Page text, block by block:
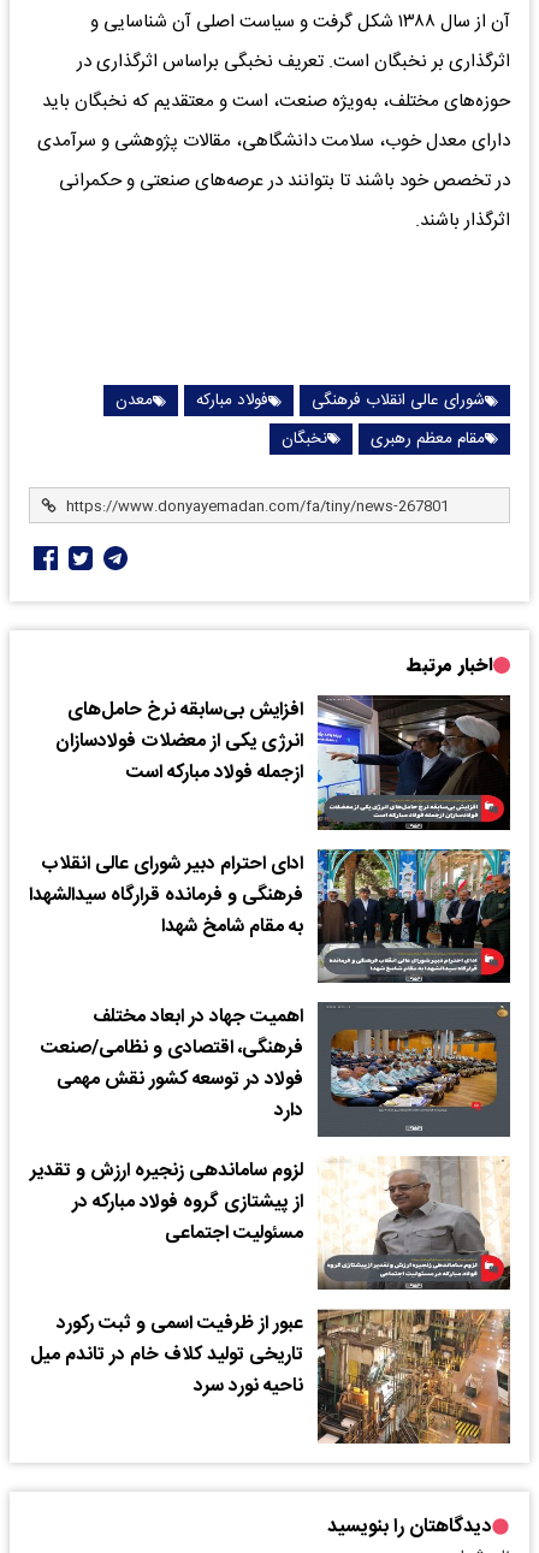
آن از سال ۱۳۸۸ شکل گرفت و سیاست اصلی آن شناسایی و
اثرگذاری بر نخبگان است. تعریف نخبگی براساس اثرگذاری در
حوزه‌های مختلف، به‌ویژه صنعت، است و معتقدیم که نخبگان باید
دارای معدل خوب، سلامت دانشگاهی، مقالات پژوهشی و سرآمدی
در تخصص خود باشند تا بتوانند در عرصه‌های صنعتی و حکمرانی
اثرگذار باشند.
شورای عالی انقلاب فرهنگی فولاد مبارکه
معدن
مقام معظم رهبری
نخبگان
اخبار مرتبط
افزایش بی‌سابقه نرخ حامل‌های
انرژی یکی از معضلات فولادسازان
ازجمله فولاد مبارکه است
ادای احترام دبیر شورای عالی انقلاب
فرهنگی و فرمانده قرارگاه سیدالشهدا
به مقام شامخ شهدا
اهمیت جهاد در ابعاد مختلف
فرهنگی، اقتصادی و نظامی/صنعت
فولاد در توسعه کشور نقش مهمی
دارد
لزوم ساماندهی زنجیره ارزش و تقدیر
از پیشتازی گروه فولاد مبارکه در
مسئولیت اجتماعی
عبور از ظرفیت اسمی و ثبت رکورد
تاریخی تولید کلاف خام در تاندم میل
ناحیه نورد سرد
دیدگاهتان را بنویسید